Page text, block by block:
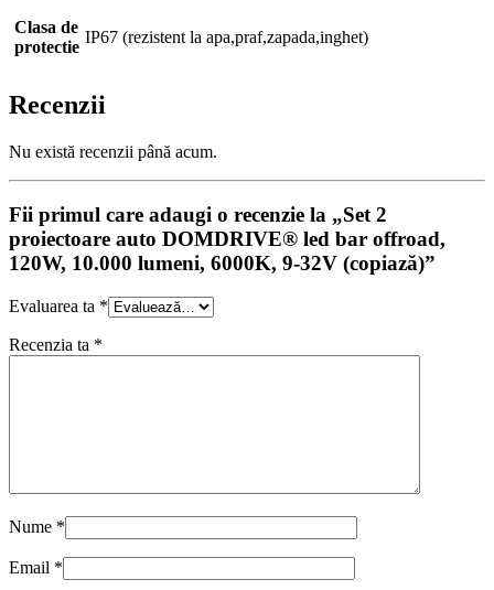
Clasa de
protectie
IP67 (rezistent la apa,praf,zapada,inghet)
Recenzii
Nu există recenzii până acum.
Fii primul care adaugi o recenzie la „Set 2
proiectoare auto DOMDRIVE® led bar offroad,
120W, 10.000 lumeni, 6000K, 9-32V (copiază)”
Evaluarea ta *
Recenzia ta *
Nume *
Email *